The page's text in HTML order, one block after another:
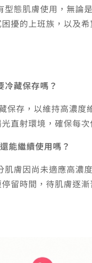
態肌膚使用，無論
擾的上班族，以及
藏保存嗎？
保存，以維持高濃
直射環境，確保每
能繼續使用嗎？
膚因尚未適應高濃
留時間，待肌膚逐